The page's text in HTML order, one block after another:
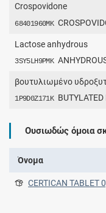
Crospovidone
68401960MK
Lactose anhydrous
3SY5LH9PMK
βουτυλιωμένο
1P9D0Z171K
Ουσιωδώς όμοια
Όνομα
CERTICAN TABLET